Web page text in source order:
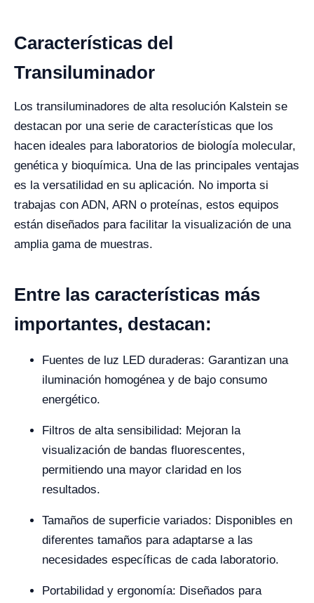
Características del
Transiluminador
Los transiluminadores de alta resolución Kalstein se
destacan por una serie de características que los
hacen ideales para laboratorios de biología molecular,
genética y bioquímica. Una de las principales ventajas
es la versatilidad en su aplicación. No importa si
trabajas con ADN, ARN o proteínas, estos equipos
están diseñados para facilitar la visualización de una
amplia gama de muestras.
Entre las características más
importantes, destacan:
Fuentes de luz LED duraderas: Garantizan una
iluminación homogénea y de bajo consumo
energético.
Filtros de alta sensibilidad: Mejoran la
visualización de bandas fluorescentes,
permitiendo una mayor claridad en los
resultados.
Tamaños de superficie variados: Disponibles en
diferentes tamaños para adaptarse a las
necesidades específicas de cada laboratorio.
Portabilidad y ergonomía: Diseñados para